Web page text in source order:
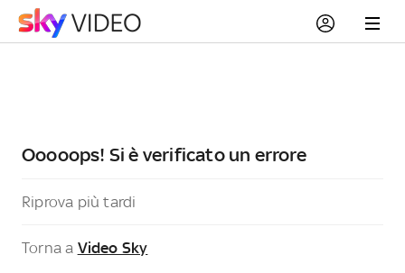
Ooooops! Si è verificato un errore
Riprova più tardi
Torna a Video Sky